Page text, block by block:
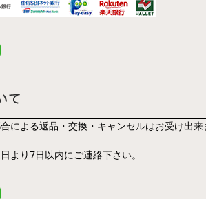
による返品・交換・キャンセルはお受け出来
より7日以内にご連絡下さい。